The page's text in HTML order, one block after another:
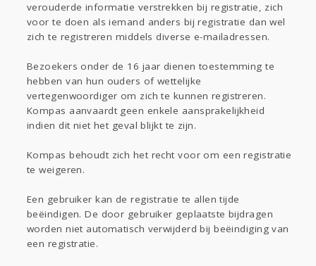
verouderde informatie verstrekken bij registratie, zich
voor te doen als iemand anders bij registratie dan wel
zich te registreren middels diverse e-mailadressen.
Bezoekers onder de 16 jaar dienen toestemming te
hebben van hun ouders of wettelijke
vertegenwoordiger om zich te kunnen registreren.
Kompas aanvaardt geen enkele aansprakelijkheid
indien dit niet het geval blijkt te zijn.
Kompas behoudt zich het recht voor om een registratie
te weigeren.
Een gebruiker kan de registratie te allen tijde
beëindigen. De door gebruiker geplaatste bijdragen
worden niet automatisch verwijderd bij beëindiging van
een registratie.